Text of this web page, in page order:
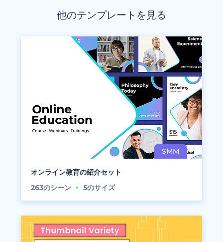
他のテンプレートを見る
オンライン教育の紹介セット
263のシーン 5のサイズ